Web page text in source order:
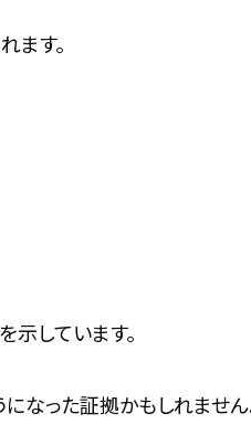
ます。
示しています。
なった証拠かもしれません